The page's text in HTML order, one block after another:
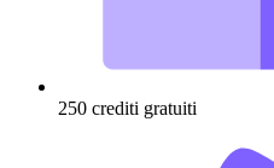
250 crediti gratuiti